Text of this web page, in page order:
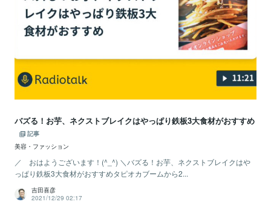
バズる！お芋、ネクストブレイクはやっぱり鉄板3大食材がおすすめ
記事
美容・ファッション
／ おはようございます！(^_^) ＼バズる！お芋、ネクストブレイクはや
っぱり鉄板3大食材がおすすめタピオカブームから2...
吉田喜彦
2021/12/29 02:17